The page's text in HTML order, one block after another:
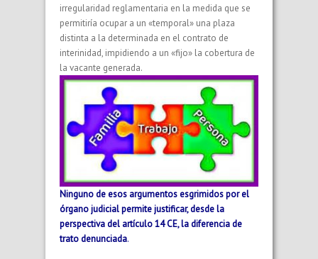
irregularidad reglamentaria en la medida que se
permitiría ocupar a un «temporal» una plaza
distinta a la determinada en el contrato de
interinidad, impidiendo a un «fijo» la cobertura de
la vacante generada.
Ninguno de esos argumentos esgrimidos por el
órgano judicial permite justificar, desde la
perspectiva del artículo 14 CE, la diferencia de
trato denunciada.